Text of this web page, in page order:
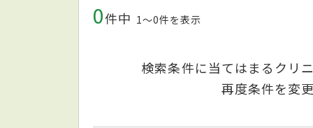
0件中 1〜0件を表示
検索条件に当てはまるクリ
再度条件を変